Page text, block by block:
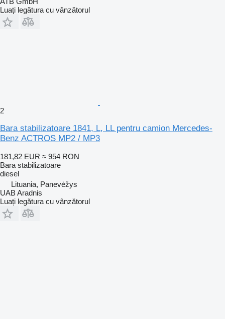
Luați legătura cu vânzătorul
2
Bara stabilizatoare 1841, L, LL pentru camion Mercedes-
Benz ACTROS MP2 / MP3
181,82 EUR ≈ 954 RON
Bara stabilizatoare
diesel
Lituania, Panevėžys
UAB Aradnis
Luați legătura cu vânzătorul